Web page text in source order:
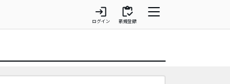
login
ログイン
inventory
新規登録